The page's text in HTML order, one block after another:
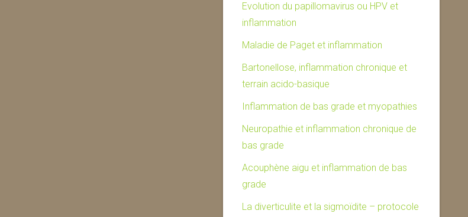
Evolution du papillomavirus ou HPV et
inflammation
Maladie de Paget et inflammation
Bartonellose, inflammation chronique et
terrain acido-basique
Inflammation de bas grade et myopathies
Neuropathie et inflammation chronique de
bas grade
Acouphène aigu et inflammation de bas
grade
La diverticulite et la sigmoïdite – protocole